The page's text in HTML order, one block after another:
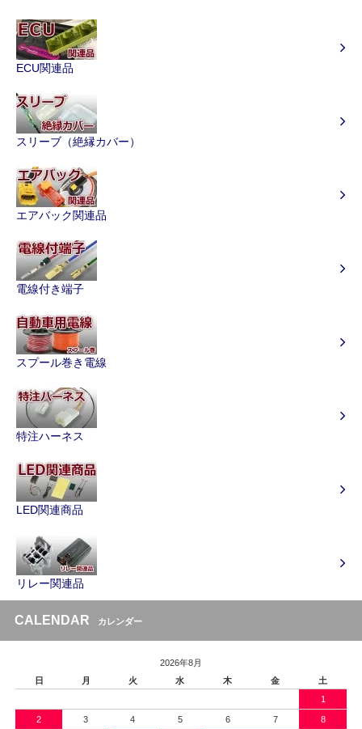
ECU関連品
スリーブ（絶縁カバー）
エアバック関連品
電線付き端子
スプール巻き電線
特注ハーネス
LED関連商品
リレー関連品
CALENDAR カレンダー
2026年8月
日
月 火 水 木 金
土
1
2 3 4 5 6 7 8